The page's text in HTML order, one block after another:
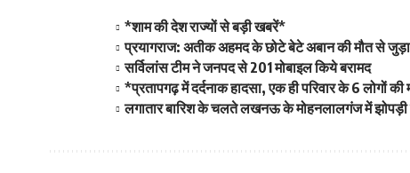
*शाम की देश राज्यों से बड़ी खबरें*
प्रयागराज: अतीक अहमद के छोटे बेटे अबान की मौत से
सर्विलांस टीम ने जनपद से 201 मोबाइल किये बरामद
*प्रतापगढ़ में दर्दनाक हादसा, एक ही परिवार के 6 लोगों
लगातार बारिश के चलते लखनऊ के मोहनलालगंज में झोपड़ी